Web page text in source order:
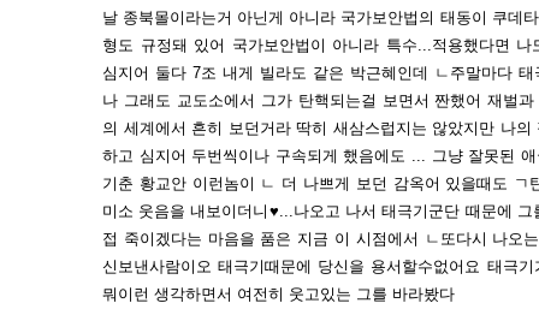
날 종북몰이라는거 아닌게 아니라 국가보안법의 태동이 쿠데
형도 규정돼 있어 국가보안법이 아니라 특수...적용했다면
심지어 둘다 7조 내게 빌라도 같은 박근혜인데 ㄴ주말마다
나 그래도 교도소에서 그가 탄핵되는걸 보면서 짠했어 재벌
의 세계에서 흔히 보던거라 딱히 새삼스럽지는 않았지만 나
하고 심지어 두번씩이나 구속되게 했음에도 ... 그냥 잘못된
기춘 황교안 이런놈이 ㄴ 더 나쁘게 보던 감옥어 있을때도 ㄱ
미소 웃음을 내보이더니♥...나오고 나서 태극기군단 때문에
접 죽이겠다는 마음을 품은 지금 이 시점에서 ㄴ또다시 나오
신보낸사람이오 태극기때문에 당신을 용서할수없어요 태극
뭐이런 생각하면서 여전히 웃고있는 그를 바라봤다